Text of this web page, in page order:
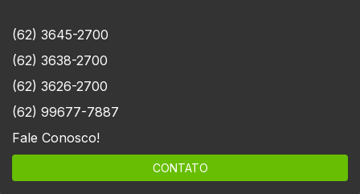
(62) 3645-2700
(62) 3638-2700
(62) 3626-2700
(62) 99677-7887
Fale Conosco!
CONTATO